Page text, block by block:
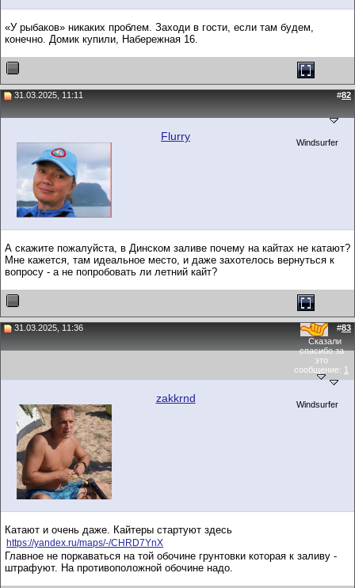
«У рыбаков» никаких проблем. Заходи в гости, если там будем,
конечно. Домик купили, Набережная 16.
31.03.2025, 11:11 #82
Flurry Windsurfer
А скажите пожалуйста, в Динском заливе почему на кайтах не катают?
Мне кажется, там идеальное место, и даже захотелось вернуться к
вопросу - а не попробовать ли летний кайт?
31.03.2025, 11:36 #83
Сказали
спасибо за
это
сообщение: 1
zakkrnd Windsurfer
Катают и очень даже. Кайтеры стартуют здесь
https://yandex.ru/maps/-/CHRD7YnX
Главное не поркаваться на той обочине грунтовки которая к заливу -
штрафуют. На противоположной обочине надо.